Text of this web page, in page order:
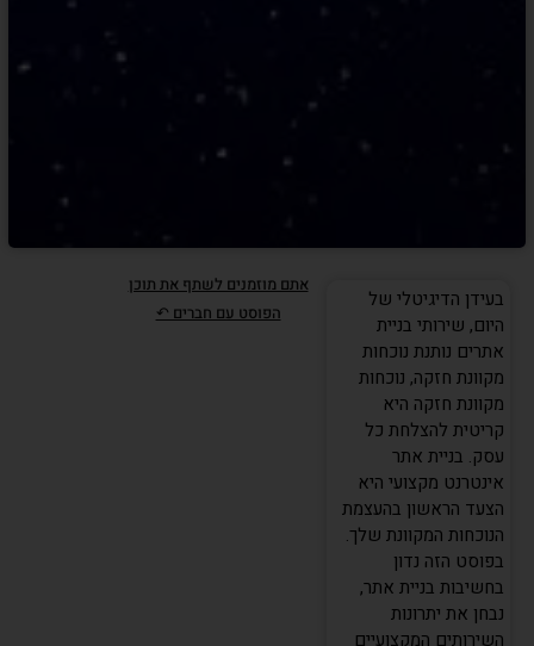
בעידן הדיגיטלי של
היום, שירותי בניית
אתרים נותנת נוכחות
מקוונת חזקה, נוכחות
מקוונת חזקה היא
קריטית להצלחת כל
עסק. בניית אתר
אינטרנט מקצועי היא
הצעד הראשון בהעצמת
הנוכחות המקוונת שלך.
בפוסט הזה נדון
בחשיבות בניית אתר,
נבחן את יתרונות
השירותים המקצועיים
אתם מוזמנים לשתף את תוכן
הפוסט עם חברים ↶